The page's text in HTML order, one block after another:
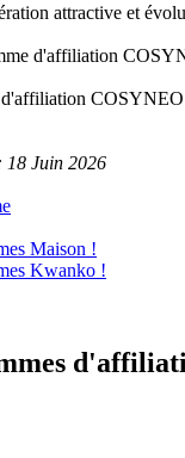
attractive et
d'affiliation
18 Juin 2026
Maison !
Kwanko !